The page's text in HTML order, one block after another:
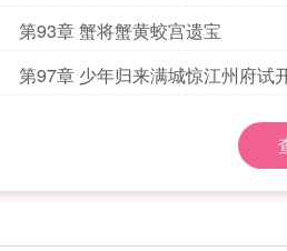
第93章 蟹将蟹黄蛟宫遗宝
第97章 少年归来满城惊江州府试